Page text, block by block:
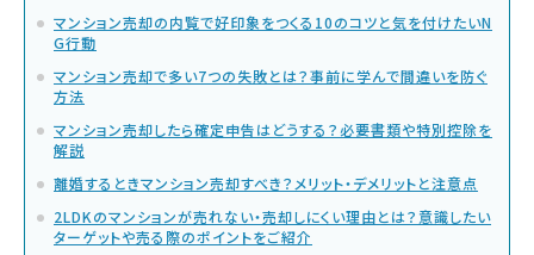
マンション売却の内覧で好印象をつくる10のコツと気を付けたいN
G行動
マンション売却で多い7つの失敗とは？事前に学んで間違いを防ぐ
方法
マンション売却したら確定申告はどうする？必要書類や特別控除を
解説
離婚するときマンション売却すべき？メリット・デメリットと注意点
2LDKのマンションが売れない・売却しにくい理由とは？意識したい
ターゲットや売る際のポイントをご紹介